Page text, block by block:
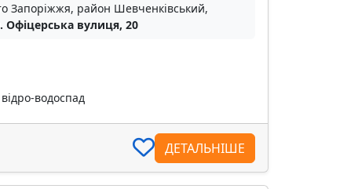
Запоріжжя, район Шевченківський,
Офіцерська вулиця, 20
водоспад
ДЕТАЛЬНІШЕ